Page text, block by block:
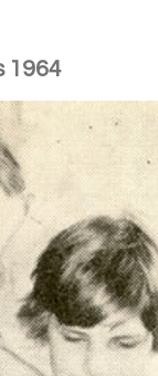
1964